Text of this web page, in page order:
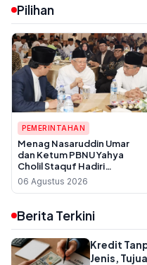
Pilihan
PEMERINTAHAN
Menag Nasaruddin Umar
dan Ketum PBNU Yahya
Cholil Staquf Hadiri
Peluncuran Buku Pemikiran
KH Ma'ruf Amin Jelang
06 Agustus 2026
Berita Terkini
Kredit
Jenis,